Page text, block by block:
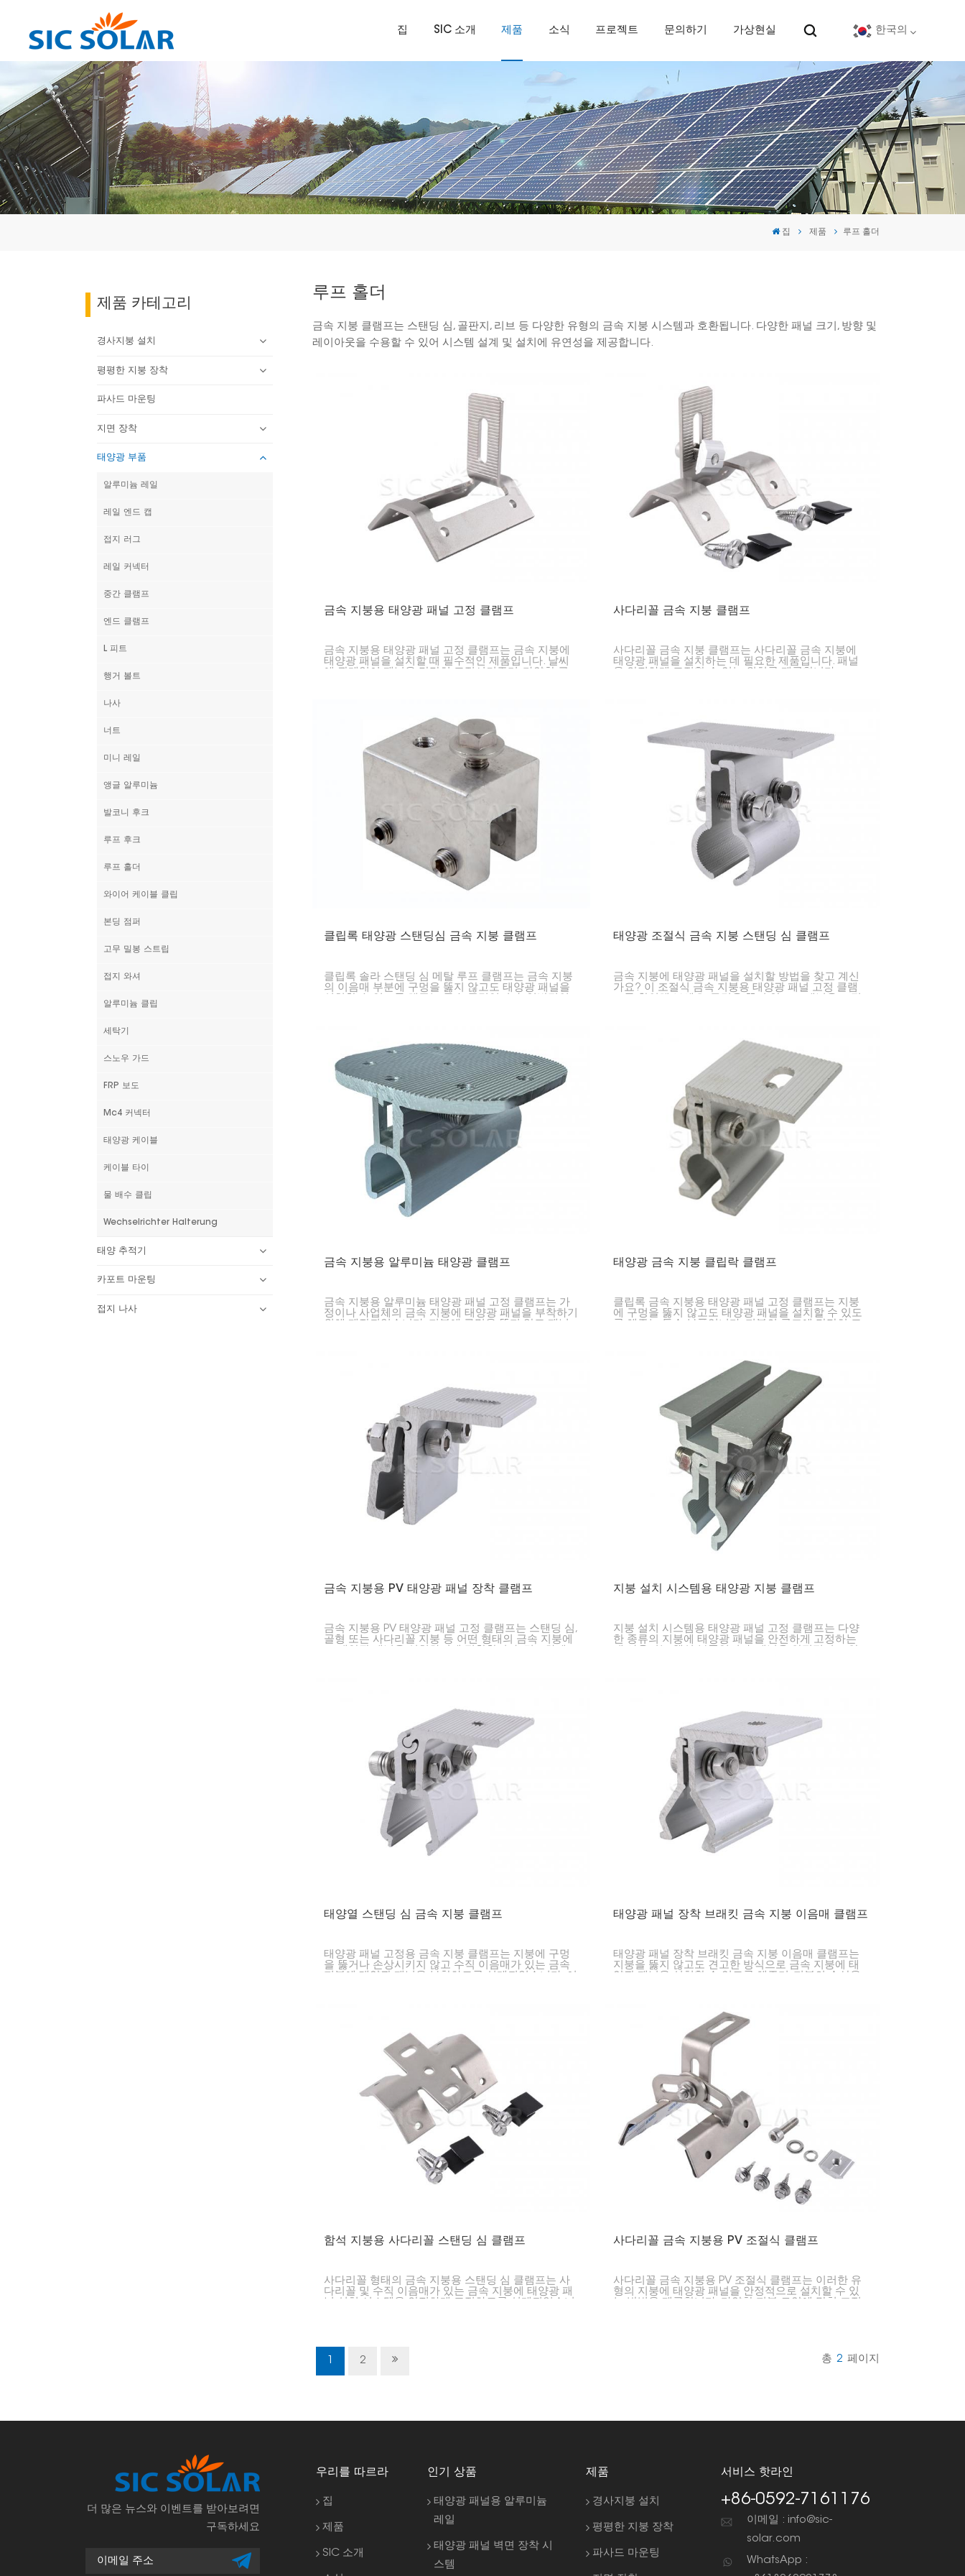
집 SIC 소개 제품 소식 프로젝트 문의하기 가상현실 한국의
English
Deutsch
español
português
집 제품 루프 홀더
제품 카테고리
경사지붕 설치
평평한 지붕 장착
파사드 마운팅
지면 장착
태양광 부품
알루미늄 레일
레일 엔드 캡
접지 러그
레일 커넥터
중간 클램프
엔드 클램프
L 피트
행거 볼트
나사
너트
미니 레일
앵글 알루미늄
발코니 후크
루프 후크
루프 홀더
와이어 케이블 클립
본딩 점퍼
고무 밀봉 스트립
접지 와셔
알루미늄 클립
세탁기
스노우 가드
FRP 보도
Mc4 커넥터
태양광 케이블
케이블 타이
물 배수 클립
Wechselrichter Halterung
태양 추적기
카포트 마운팅
접지 나사
루프 홀더
금속 지붕 클램프는 스탠딩 심, 골판지, 리브 등 다양한 유형의 금속 지붕 시스템과 호환됩니다. 다양한 패널 크기, 방향 및
레이아웃을 수용할 수 있어 시스템 설계 및 설치에 유연성을 제공합니다.
금속 지붕용 태양광 패널 고정 클램프
금속 지붕용 태양광 패널 고정 클램프는 금속 지붕에
태양광 패널을 설치할 때 필수적인 제품입니다. 날씨
사다리꼴 금속 지붕 클램프
사다리꼴 금속 지붕 클램프는 사다리꼴 금속 지붕에
태양광 패널을 설치하는 데 필요한 제품입니다. 패널
클립록 태양광 스탠딩심 금속 지붕 클램프
클립록 솔라 스탠딩 심 메탈 루프 클램프는 금속 지붕
의 이음매 부분에 구멍을 뚫지 않고도 태양광 패널을
태양광 조절식 금속 지붕 스탠딩 심 클램프
금속 지붕에 태양광 패널을 설치할 방법을 찾고 계신
가요? 이 조절식 금속 지붕용 태양광 패널 고정 클램
금속 지붕용 알루미늄 태양광 클램프
금속 지붕용 알루미늄 태양광 패널 고정 클램프는 가
정이나 사업체의 금속 지붕에 태양광 패널을 부착하기
태양광 금속 지붕 클립락 클램프
클립록 금속 지붕용 태양광 패널 고정 클램프는 지붕
에 구멍을 뚫지 않고도 태양광 패널을 설치할 수 있도
금속 지붕용 PV 태양광 패널 장착 클램프
금속 지붕용 PV 태양광 패널 고정 클램프는 스탠딩 심,
골형 또는 사다리꼴 지붕 등 어떤 형태의 금속 지붕에
지붕 설치 시스템용 태양광 지붕 클램프
지붕 설치 시스템용 태양광 패널 고정 클램프는 다양
한 종류의 지붕에 태양광 패널을 안전하게 고정하는
태양열 스탠딩 심 금속 지붕 클램프
태양광 패널 고정용 금속 지붕 클램프는 지붕에 구멍
을 뚫거나 손상시키지 않고 수직 이음매가 있는 금속
태양광 패널 장착 브래킷 금속 지붕 이음매 클램프
태양광 패널 장착 브래킷 금속 지붕 이음매 클램프는
지붕을 뚫지 않고도 견고한 방식으로 금속 지붕에 태
함석 지붕용 사다리꼴 스탠딩 심 클램프
사다리꼴 형태의 금속 지붕용 스탠딩 심 클램프는 사
다리꼴 및 수직 이음매가 있는 금속 지붕에 태양광 패
사다리꼴 금속 지붕용 PV 조절식 클램프
사다리꼴 금속 지붕용 PV 조절식 클램프는 이러한 유
형의 지붕에 태양광 패널을 안정적으로 설치할 수 있
2 총 2 페이지
더 많은 뉴스와 이벤트를 받아보려면
구독하세요
우리를 따르라
집
제품
SIC 소개
인기 상품
태양광 패널용 알루미늄
레일
태양광 패널 벽면 장착 시
스템
제품
경사지붕 설치
평평한 지붕 장착
파사드 마운팅
서비스 핫라인
+86-0592-7161176
이메일 : info@sic-
solar.com
WhatsApp :